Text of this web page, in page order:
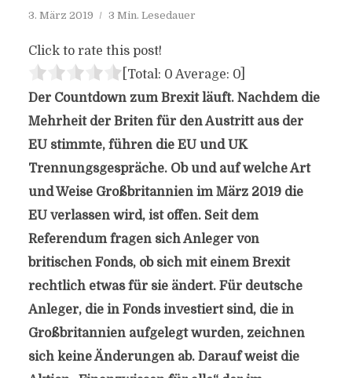
3. März 2019 3 Min. Lesedauer
Click to rate this post!
[Total: 0 Average: 0]
Der Countdown zum Brexit läuft. Nachdem die
Mehrheit der Briten für den Austritt aus der
EU stimmte, führen die EU und UK
Trennungsgespräche. Ob und auf welche Art
und Weise Großbritannien im März 2019 die
EU verlassen wird, ist offen. Seit dem
Referendum fragen sich Anleger von
britischen Fonds, ob sich mit einem Brexit
rechtlich etwas für sie ändert. Für deutsche
Anleger, die in Fonds investiert sind, die in
Großbritannien aufgelegt wurden, zeichnen
sich keine Änderungen ab. Darauf weist die